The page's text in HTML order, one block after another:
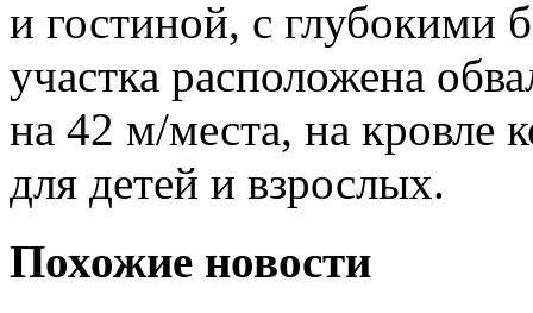
и гостиной, с глубокими
участка расположена
на 42 м/места, на кровле
для детей и взрослых.
Похожие новости